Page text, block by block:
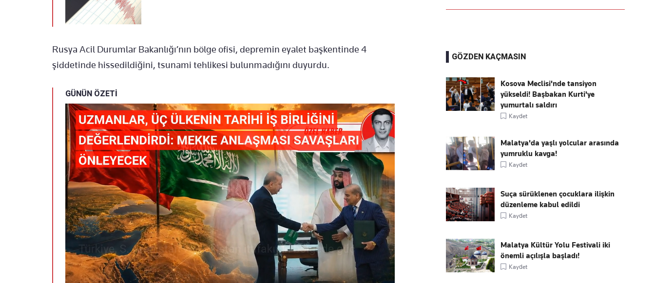
Rusya Acil Durumlar Bakanlığı’nın bölge ofisi, depremin eyalet başkentinde 4
şiddetinde hissedildiğini, tsunami tehlikesi bulunmadığını duyurdu.
GÜNÜN ÖZETİ
GÖZDEN KAÇMASIN
Kosova Meclisi'nde tansiyon
yükseldi! Başbakan Kurti'ye
yumurtalı saldırı
Kaydet
Malatya'da yaşlı yolcular arasında
yumruklu kavga!
Kaydet
Suça sürüklenen çocuklara ilişkin
düzenleme kabul edildi
Kaydet
Malatya Kültür Yolu Festivali iki
önemli açılışla başladı!
Kaydet